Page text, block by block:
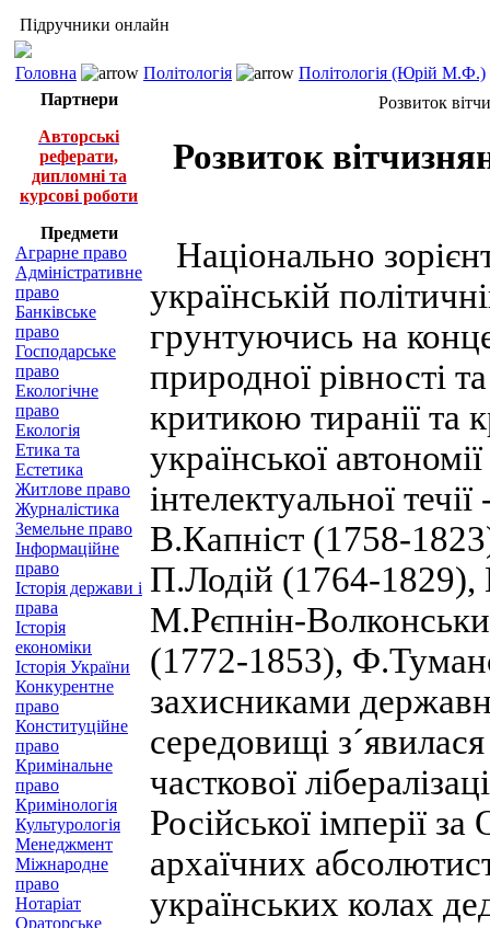
Підручники онлайн
Головна Політологія
Політологія (Юрій М.Ф.)
Партнери
Авторські
реферати,
дипломні та
курсові роботи
Предмети
Аграрне право
Адміністративне
право
Банківське
право
Господарське
право
Екологічне
право
Екологія
Етика та
Естетика
Житлове право
Журналістика
Земельне право
Інформаційне
право
Історія держави і
права
Історія
економіки
Історія України
Конкурентне
право
Конституційне
право
Кримінальне
право
Кримінологія
Культурологія
Менеджмент
Міжнародне
право
Нотаріат
Ораторське
Розвиток
Розвиток
Національно
українській
грунтуючись на
природної рівності
критикою тиранії та
української
інтелектуальної
В.Капніст (1758-
П.Лодій (1764-
М.Рєпнін-
(1772-1853),
захисниками
середовищі
часткової
Російської імперії
архаїчних
українських колах